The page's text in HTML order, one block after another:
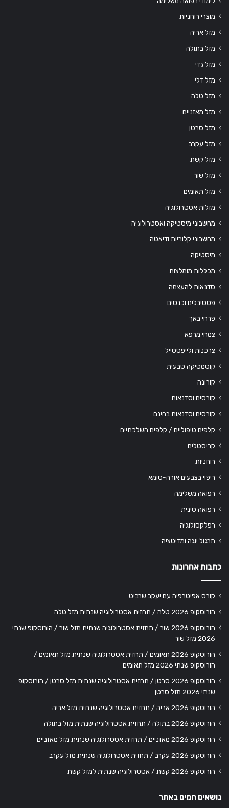
מוצרי רוחניות
מזל אריה
מזל בתולה
מזל גדי
מזל דלי
מזל טלה
מזל מאזניים
מזל סרטן
מזל עקרב
מזל קשת
מזל שור
מזל תאומים
מזלות אסטרולוגיה
מחשבוני מיסטיקה ואסטרולוגיה
מחשבוני קלוריות ודיאטה
מיסטיקה
מכללות מומלצות
סדנאות להעצמה
פסטיבלים וכנסים
פרחי באך
צמחי מרפא
צרכנות ולייפסטייל
קוסמטיקה טבעית
קורונה
קורסים וסדנאות
קורסים וסדנאות בחינם
קלפים טיפוליים / קלפים השלכתיים
קריסטלים
רוחניות
ריפוי בצבעים אורה-סומא
רפואה משלימה
רפואה סינית
רפלקסולוגיה
תרגול יוגה ומדיטציה
כתבות אחרונות
קורס אפיטרפיה עם יעקב שרביט
הורוסקופ 2026 טלה / תחזית אסטרולוגיה שנתית מזל טלה
הורוסקופ 2026 שור / תחזית אסטרולוגיה שנתית מזל שור / הורוסקופ שנתי
2026 מזל שור
הורוסקופ 2026 תאומים / תחזית אסטרולוגיה שנתית מזל תאומים /
הורוסקופ שנתי 2026 מזל תאומים
הורוסקופ 2026 סרטן / תחזית אסטרולוגיה שנתית מזל סרטן / הורוסקופ
שנתי 2026 מזל סרטן
הורוסקופ 2026 אריה / תחזית אסטרולוגיה שנתית מזל אריה
הורוסקופ 2026 בתולה / תחזית אסטרולוגיה שנתית מזל בתולה
הורוסקופ 2026 מאזניים / תחזית אסטרולוגיה שנתית מזל מאזניים
הורוסקופ 2026 עקרב / תחזית אסטרולוגיה שנתית מזל עקרב
הורוסקופ 2026 קשת / אסטרולוגיה שנתית למזל קשת
נושאים חמים באתר